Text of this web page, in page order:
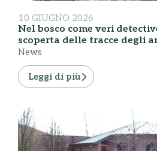
10 GIUGNO 2026
Nel bosco come veri
scoperta delle tracce degli
News
Leggi di più